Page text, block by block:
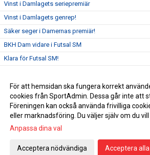
Vinst i Damlagets seriepremiär
Vinst i Damlagets genrep!
Säker seger i Damernas premiär!
BKH Dam vidare i Futsal SM
Klara för Futsal SM!
Vinst mot Råå IF!!
Poäng mot Olympic!
Gå till Webbversion
För att hemsidan ska fungera korrekt
cookies från SportAdmin. Dessa går inte att
Föreningen kan också använda frivilliga
eller marknadsföring. Du väljer själv om du
Anpassa dina val
Acceptera nödvändiga Acceptera alla